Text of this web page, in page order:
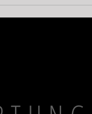
Ästhetik –